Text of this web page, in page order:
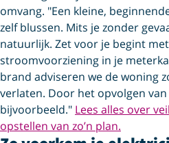
omvang. "Een kleine,
zelf blussen. Mits je zonder
natuurlijk. Zet voor je begint
stroomvoorziening in je
brand adviseren we de woning
verlaten. Door het opvolgen
bijvoorbeeld." Lees alles over
opstellen van zo’n plan.